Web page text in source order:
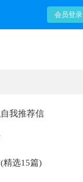
会员登录
我推荐信
精选15篇)